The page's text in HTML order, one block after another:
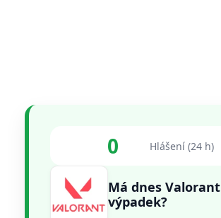
0 Hlášení (24 h)
Má dnes Valorant
výpadek?